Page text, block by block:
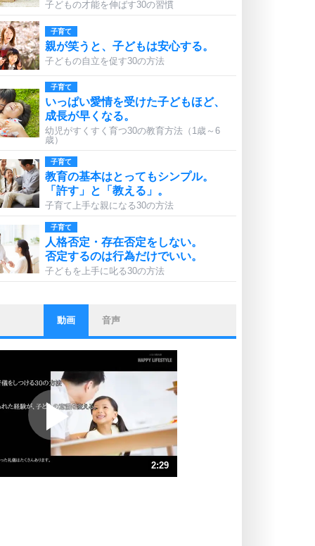
子どもの才能を伸ばす30の習慣
子育て
親が笑うと、子どもは安心する。
子どもの自立を促す30の方法
子育て
いっぱい愛情を受けた子どもほど、
成長が早くなる。
幼児がすくすく育つ30の教育方法（1歳～6
歳）
子育て
教育の基本はとってもシンプル。
「許す」と「教える」。
子育て上手な親になる30の方法
子育て
人格否定・存在否定をしない。
否定するのは行為だけでいい。
子どもを上手に叱る30の方法
ストレス対策
他人と比べない。
いっそのこと、他人を見ない。
プラス思考
ポジティブになれない原因は、行動
しないから。
ポジティブ思考になる30の方法
ストレス対策
動画 音声
2:29